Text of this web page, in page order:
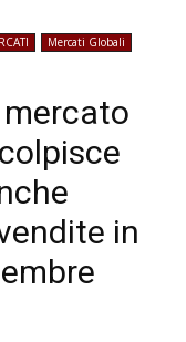
Mercati Globali
in